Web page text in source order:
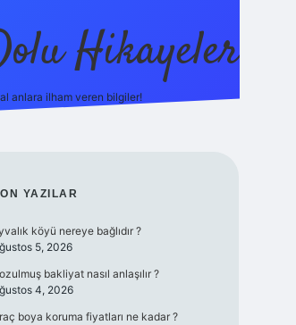
Hikayeler
anlara ilham veren bilgiler!
YAZILAR
köyü nereye bağlıdır ?
5, 2026
bakliyat nasıl anlaşılır ?
4, 2026
boya koruma fiyatları ne kadar ?